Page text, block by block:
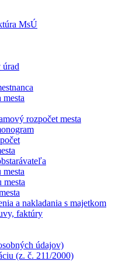
MsÚ
úrad
rozpočet mesta
mesta
a nakladania s majetkom
faktúry
údajov)
(z. č. 211/2000)